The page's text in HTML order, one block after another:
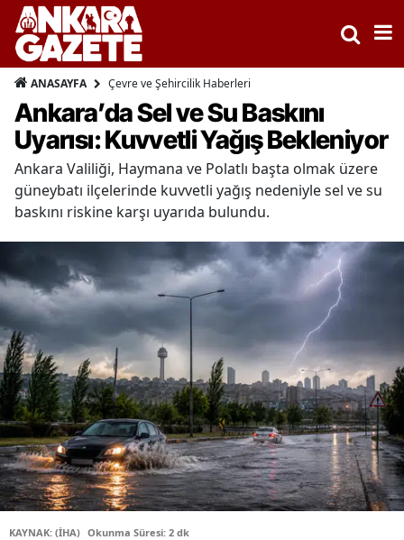
ANASAYFA Çevre ve Şehircilik Haberleri
Ankara’da Sel ve Su Baskını
Uyarısı: Kuvvetli Yağış Bekleniyor
Ankara Valiliği, Haymana ve Polatlı başta olmak üzere
güneybatı ilçelerinde kuvvetli yağış nedeniyle sel ve su
baskını riskine karşı uyarıda bulundu.
KAYNAK: (İHA) Okunma Süresi: 2 dk